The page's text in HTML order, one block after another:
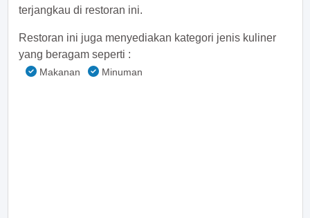
terjangkau di restoran ini.
Restoran ini juga menyediakan kategori jenis kuliner
yang beragam seperti :
Makanan Minuman